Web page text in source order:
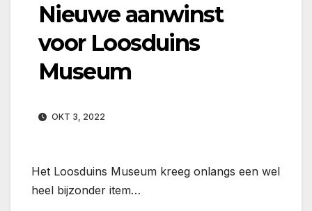
Nieuwe aanwinst
voor Loosduins
Museum
OKT 3, 2022
Het Loosduins Museum kreeg onlangs een wel
heel bijzonder item…